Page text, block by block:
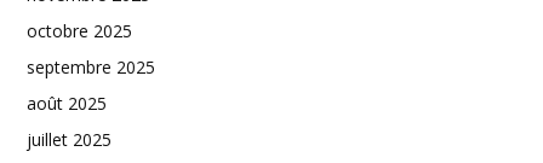
octobre 2025
septembre 2025
août 2025
juillet 2025